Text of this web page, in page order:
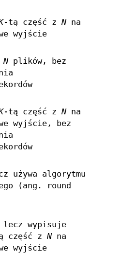
-tą część z Nna
wyjście
Nplików, bez
-tą część z Nna
wyjście, bez
używa algorytmu
(ang. round
lecz wypisuje
część z Nna
wyjście